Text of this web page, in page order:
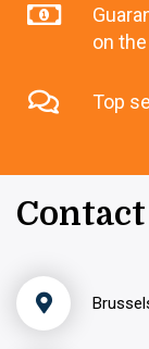
on
Top